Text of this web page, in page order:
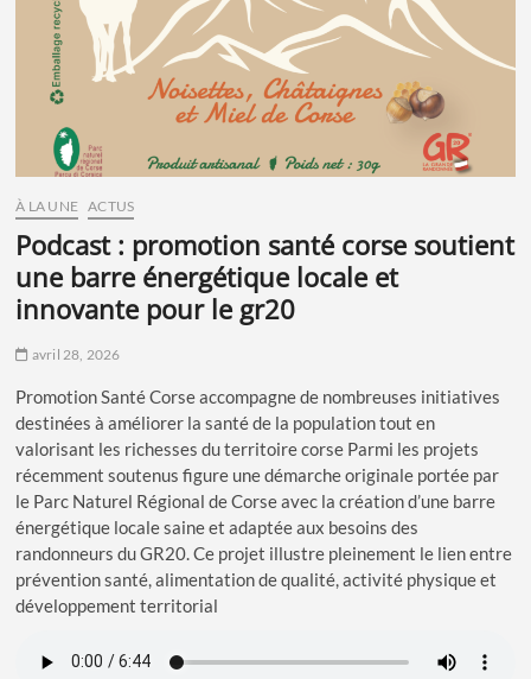
À LA UNE ACTUS
podcast : promotion santé corse soutient
une barre énergétique locale et
innovante pour le gr20
avril 28, 2026
Promotion Santé Corse accompagne de nombreuses initiatives
destinées à améliorer la santé de la population tout en
valorisant les richesses du territoire corse Parmi les projets
récemment soutenus figure une démarche originale portée par
le Parc Naturel Régional de Corse avec la création d’une barre
énergétique locale saine et adaptée aux besoins des
randonneurs du GR20. Ce projet illustre pleinement le lien entre
prévention santé, alimentation de qualité, activité physique et
développement territorial